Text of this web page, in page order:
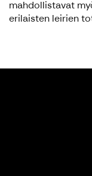
mahdollistavat
erilaisten leirien